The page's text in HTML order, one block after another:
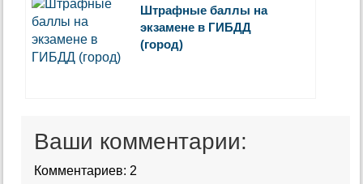
Штрафные баллы на
экзамене в ГИБДД
(город)
Ваши комментарии:
Комментариев: 2